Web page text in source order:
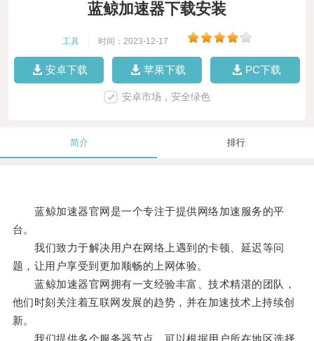
蓝鲸加速器下载安装
工具 时间：2023-12-17
安卓下载 苹果下载 PC下载
安卓市场，安全绿色
简介 排行
蓝鲸加速器官网是一个专注于提供网络加速服务的平
台。
我们致力于解决用户在网络上遇到的卡顿、延迟等问
题，让用户享受到更加顺畅的上网体验。
蓝鲸加速器官网拥有一支经验丰富、技术精湛的团队，
他们时刻关注着互联网发展的趋势，并在加速技术上持续创
新。